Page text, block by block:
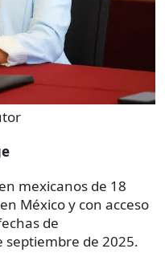
mexicanos de 18
México y con acceso
de
septiembre de 2025.